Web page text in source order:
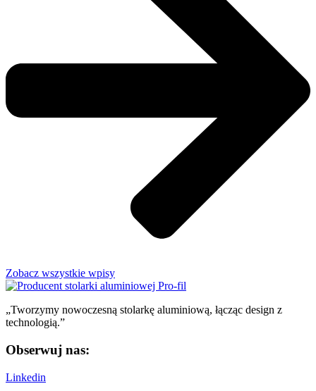
Zobacz wszystkie wpisy
„Tworzymy nowoczesną stolarkę aluminiową, łącząc design z
technologią.”
Obserwuj nas:
Linkedin